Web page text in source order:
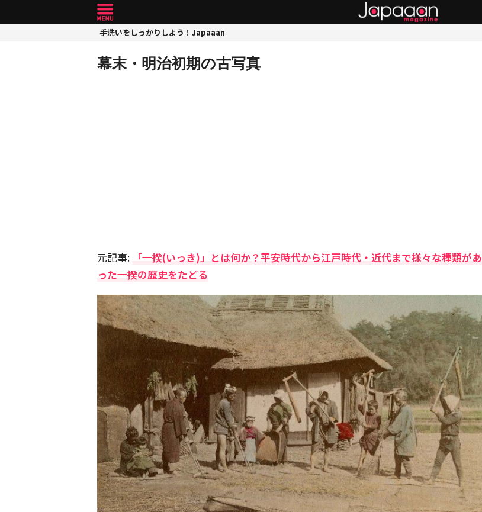
手洗いをしっかりしよう！Japaaan
幕末・明治初期の古写真
元記事: 「一揆(いっき)」とは何か？平安時代から江戸時代・近代まで様々な種類があ
った一揆の歴史をたどる